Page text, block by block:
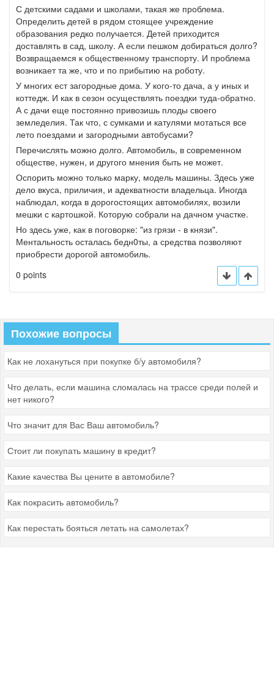
С детскими садами и школами, такая же проблема.
Определить детей в рядом стоящее учреждение
образования редко получается. Детей приходится
доставлять в сад, школу. А если пешком добираться долго?
Возвращаемся к общественному транспорту. И проблема
возникает та же, что и по прибытию на роботу.
У многих ест загородные дома. У кого-то дача, а у иных и
коттедж. И как в сезон осуществлять поездки туда-обратно.
А с дачи еще постоянно привозишь плоды своего
земледелия. Так что, с сумками и катулями мотаться все
лето поездами и загородными автобусами?
Перечислять можно долго. Автомобиль, в современном
обществе, нужен, и другого мнения быть не может.
Оспорить можно только марку, модель машины. Здесь уже
дело вкуса, приличия, и адекватности владельца. Иногда
наблюдал, когда в дорогостоящих автомобилях, возили
мешки с картошкой. Которую собрали на дачном участке.
Но здесь уже, как в поговорке: "из грязи - в князи".
Ментальность осталась бедн0ты, а средства позволяют
приобрести дорогой автомобиль.
0 points
Похожие вопросы
Как не лохануться при покупке б/у автомобиля?
Что делать, если машина сломалась на трассе среди полей и
нет никого?
Что значит для Вас Ваш автомобиль?
Стоит ли покупать машину в кредит?
Какие качества Вы цените в автомобиле?
Как покрасить автомобиль?
Как перестать бояться летать на самолетах?